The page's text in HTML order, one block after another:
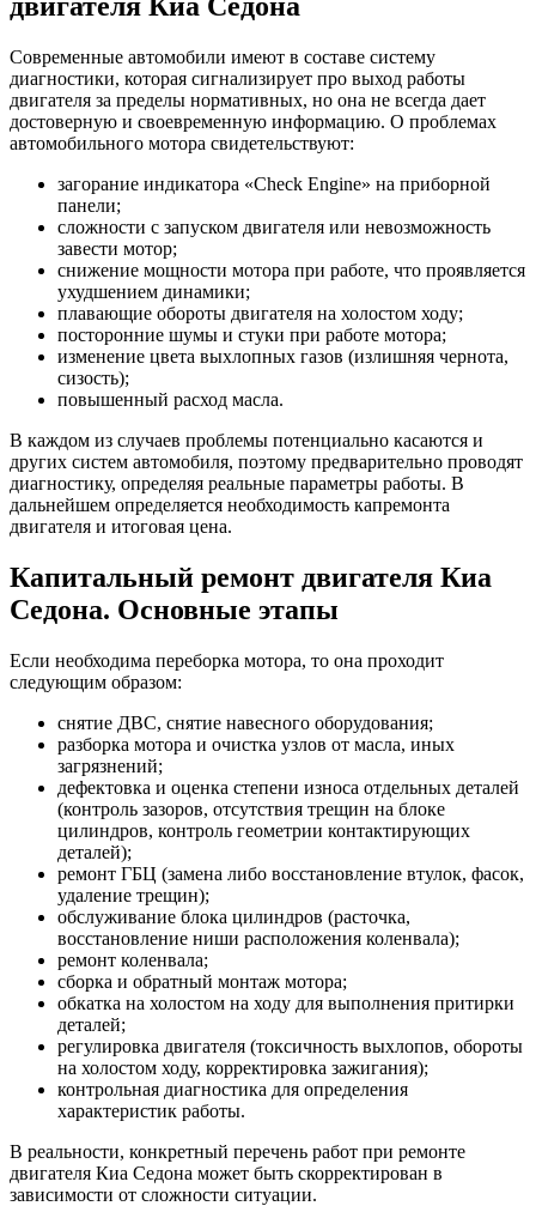
Современные автомобили имеют в составе систему
диагностики, которая сигнализирует про выход работы
двигателя за пределы нормативных, но она не всегда дает
достоверную и своевременную информацию. О проблемах
автомобильного мотора свидетельствуют:
загорание индикатора «Check Engine» на приборной
панели;
сложности с запуском двигателя или невозможность
завести мотор;
снижение мощности мотора при работе, что проявляется
ухудшением динамики;
плавающие обороты двигателя на холостом ходу;
посторонние шумы и стуки при работе мотора;
изменение цвета выхлопных газов (излишняя чернота,
сизость);
повышенный расход масла.
В каждом из случаев проблемы потенциально касаются и
других систем автомобиля, поэтому предварительно проводят
диагностику, определяя реальные параметры работы. В
дальнейшем определяется необходимость капремонта
двигателя и итоговая цена.
Капитальный ремонт двигателя Киа
Седона. Основные этапы
Если необходима переборка мотора, то она проходит
следующим образом:
снятие ДВС, снятие навесного оборудования;
разборка мотора и очистка узлов от масла, иных
загрязнений;
дефектовка и оценка степени износа отдельных деталей
(контроль зазоров, отсутствия трещин на блоке
цилиндров, контроль геометрии контактирующих
деталей);
ремонт ГБЦ (замена либо восстановление втулок, фасок,
удаление трещин);
обслуживание блока цилиндров (расточка,
восстановление ниши расположения коленвала);
ремонт коленвала;
сборка и обратный монтаж мотора;
обкатка на холостом на ходу для выполнения притирки
деталей;
регулировка двигателя (токсичность выхлопов, обороты
на холостом ходу, корректировка зажигания);
контрольная диагностика для определения
характеристик работы.
В реальности, конкретный перечень работ при ремонте
двигателя Киа Седона может быть скорректирован в
зависимости от сложности ситуации.